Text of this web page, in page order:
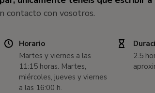
contacto con vosotros.
Horario
Martes y viernes a las
11:15 horas. Martes,
miércoles, jueves y viernes
a las 16:00 h.
2.5